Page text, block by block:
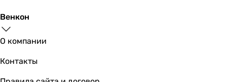
Венкон
О компании
Контакты